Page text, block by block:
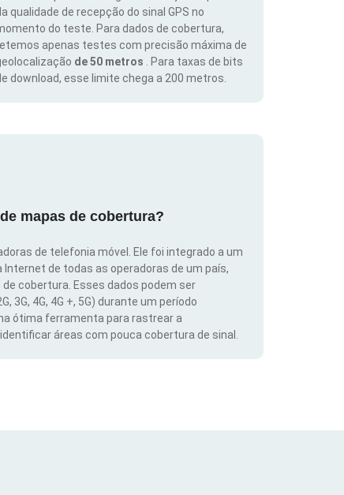
qualidade de recepção do sinal GPS no
do teste. Para dados de cobertura,
apenas testes com precisão máxima de
de 50 metros
. Para taxas de bits
download, esse limite chega a 200 metros.
mapas de cobertura?
de telefonia móvel. Ele foi integrado a um
de todas as operadoras de um país,
cobertura. Esses dados podem ser
4G, 4G +, 5G) durante um período
ótima ferramenta para rastrear a
áreas com pouca cobertura de sinal.